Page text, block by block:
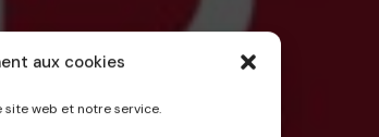
aux cookies
web et notre service.